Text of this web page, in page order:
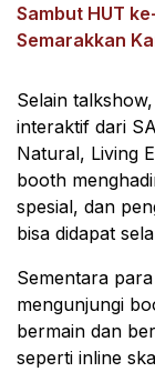
Sambut HUT
Semarakkan
Selain
interaktif dari
Natural, Living
booth
spesial, dan
bisa didapat
Sementara
mengunjungi
bermain dan
seperti inline